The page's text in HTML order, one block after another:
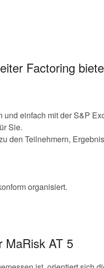
Factoring
einfach mit der S&P
Sie.
den Teilnehmern,
organisiert.
MaRisk AT 5